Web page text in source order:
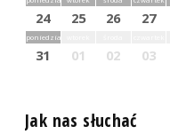
24 25 26 27
poniedziałek
31 01 02 03
Jak nas słuchać